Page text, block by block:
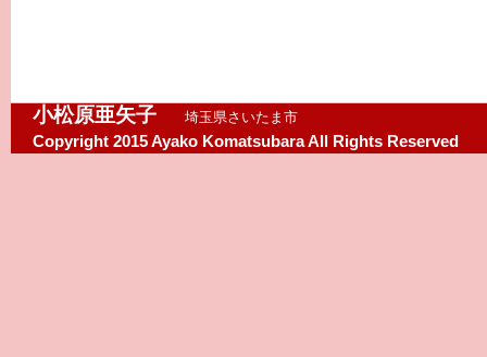
小松原亜矢子 埼玉県さいたま市
Copyright 2015 Ayako Komatsubara All Rights Reserved